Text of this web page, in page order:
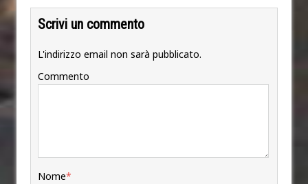
Scrivi un commento
L'indirizzo email non sarà pubblicato.
Commento
Nome*